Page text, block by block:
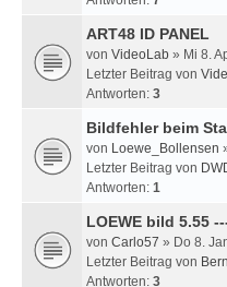
ART48 ID PANEL
von VideoLab » Mi 8.
Letzter Beitrag von
Antworten: 3
Bildfehler beim
von Loewe_Bollensen
Letzter Beitrag von
Antworten: 1
LOEWE bild 5.55
von Carlo57 » Do 8.
Letzter Beitrag von
Antworten: 3